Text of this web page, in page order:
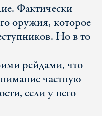
Фактически
оружия, которое
Но в то
рейдами, что
частную
если у него